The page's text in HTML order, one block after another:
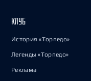
КЛУБ
История «Торпедо»
Легенды «Торпедо»
Реклама